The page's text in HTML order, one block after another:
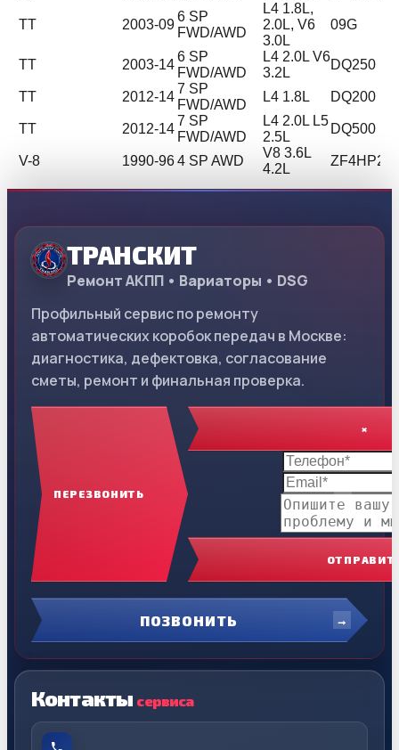
TT 2003-09
6 SP
FWD/AWD
L4 1.8L,
2.0L, V6
3.0L
09G
TT 2003-14
6 SP
FWD/AWD
L4 2.0L V6
3.2L
DQ250
TT 2012-14
7 SP
FWD/AWD
L4 1.8L DQ200
TT 2012-14
7 SP
FWD/AWD
L4 2.0L L5
2.5L
DQ500
V-8 1990-964 SP AWD
V8 3.6L
4.2L
ТРАНСКИТ
Ремонт АКПП • Вариаторы • DSG
Профильный сервис по ремонту
автоматических коробок передач в Москве:
диагностика, дефектовка, согласование
сметы, ремонт и финальная проверка.
ПЕРЕЗВОНИТЬ
×
ПОЗВОНИТЬ
Контакты сервиса